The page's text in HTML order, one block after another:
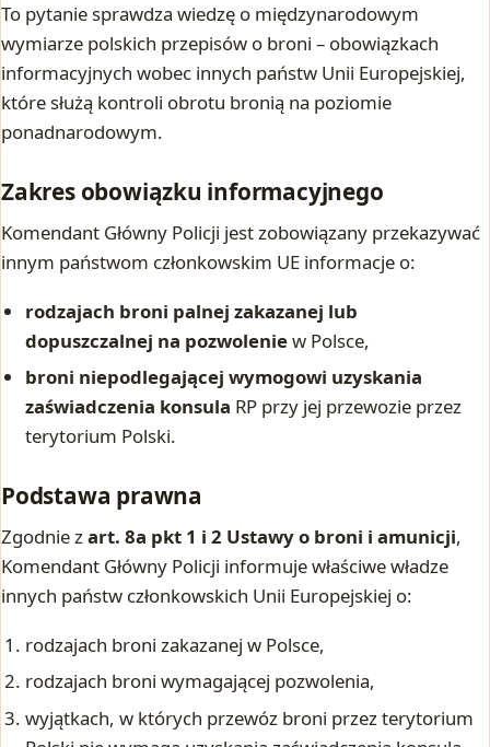
To pytanie sprawdza wiedzę o międzynarodowym
wymiarze polskich przepisów o broni – obowiązkach
informacyjnych wobec innych państw Unii Europejskiej,
które służą kontroli obrotu bronią na poziomie
ponadnarodowym.
Zakres obowiązku informacyjnego
Komendant Główny Policji jest zobowiązany przekazywać
innym państwom członkowskim UE informacje o:
rodzajach broni palnej zakazanej lub
dopuszczalnej na pozwoleniew Polsce,
broni niepodlegającej wymogowi uzyskania
zaświadczenia konsula RP przy jej przewozie przez
terytorium Polski.
Podstawa prawna
Zgodnie zart. 8a pkt 1 i 2 Ustawy o broni i amunicji,
Komendant Główny Policji informuje właściwe władze
innych państw członkowskich Unii Europejskiej o:
rodzajach broni zakazanej w Polsce,
rodzajach broni wymagającej pozwolenia,
wyjątkach, w których przewóz broni przez terytorium